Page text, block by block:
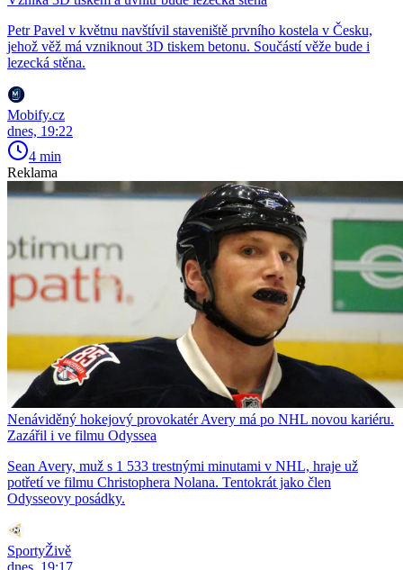
Petr Pavel v květnu navštívil staveniště prvního kostela v Česku,
jehož věž má vzniknout 3D tiskem betonu. Součástí věže bude i
lezecká stěna.
Mobify.cz
dnes, 19:22
4 min
Reklama
Nenáviděný hokejový provokatér Avery má po NHL novou kariéru.
Zazářil i ve filmu Odyssea
Sean Avery, muž s 1 533 trestnými minutami v NHL, hraje už
potřetí ve filmu Christophera Nolana. Tentokrát jako člen
Odysseovy posádky.
SportyŽivě
dnes, 19:17